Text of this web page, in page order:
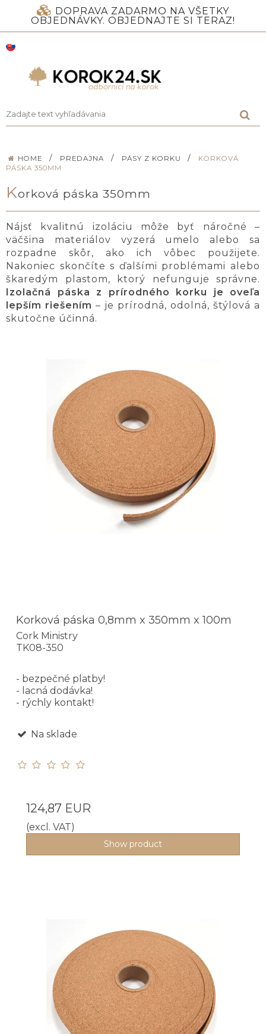
DOPRAVA ZADARMO NA VŠETKY
OBJEDNÁVKY. OBJEDNAJTE SI TERAZ!
HOME / PREDAJNA / PÁSY Z KORKU /
KORKOVÁ
PÁSKA 350MM
Korková páska 350mm
Nájsť kvalitnú izoláciu môže byť náročné –
väčšina materiálov vyzerá umelo alebo sa
rozpadne skôr, ako ich vôbec použijete.
Nakoniec skončíte s ďalšími problémami alebo
škaredým plastom, ktorý nefunguje správne.
Izolačná páska z prírodného korku je oveľa
lepším riešením – je prírodná, odolná, štýlová a
skutočne účinná.
Korková páska 0,8mm x 350mm x 100m
Cork Ministry
TK08-350
- bezpečné platby!
- lacná dodávka!
- rýchly kontakt!
Na sklade
124,87 EUR
(excl. VAT)
Show product